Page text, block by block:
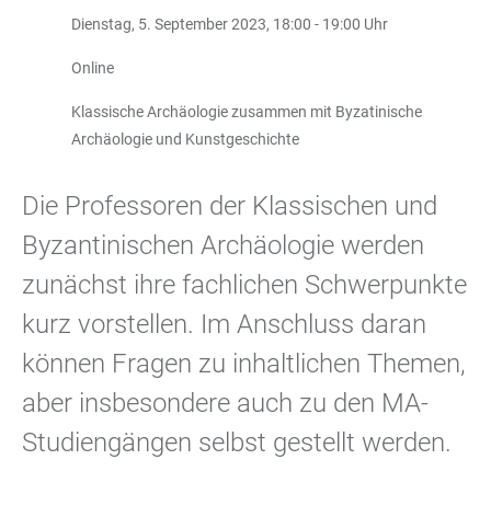
Dienstag, 5. September 2023, 18:00 - 19:00 Uhr
Online
Klassische Archäologie zusammen mit Byzatinische
Archäologie und Kunstgeschichte
Die Professoren der Klassischen und
Byzantinischen Archäologie werden
zunächst ihre fachlichen Schwerpunkte
kurz vorstellen. Im Anschluss daran
können Fragen zu inhaltlichen Themen,
aber insbesondere auch zu den MA-
Studiengängen selbst gestellt werden.